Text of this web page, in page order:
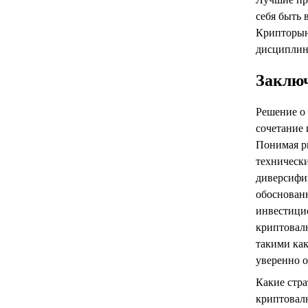
себя быть
Решение о
сочетание
Понимая
такими
уверенно
Какие